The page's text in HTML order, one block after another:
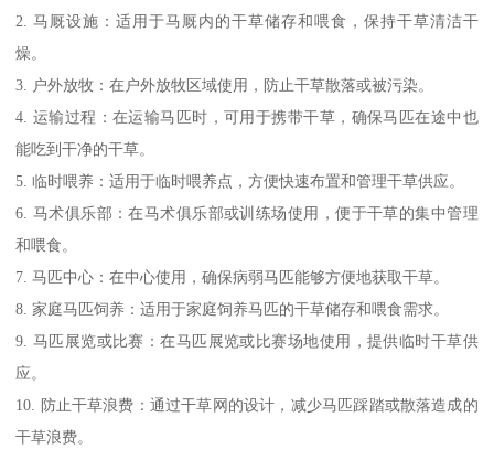
2. 马厩设施：适用于马厩内的干草储存和喂食，保持干草清洁干
燥。
3. 户外放牧：在户外放牧区域使用，防止干草散落或被污染。
4. 运输过程：在运输马匹时，可用于携带干草，确保马匹在途中也
能吃到干净的干草。
5. 临时喂养：适用于临时喂养点，方便快速布置和管理干草供应。
6. 马术俱乐部：在马术俱乐部或训练场使用，便于干草的集中管理
和喂食。
7. 马匹中心：在中心使用，确保病弱马匹能够方便地获取干草。
8. 家庭马匹饲养：适用于家庭饲养马匹的干草储存和喂食需求。
9. 马匹展览或比赛：在马匹展览或比赛场地使用，提供临时干草供
应。
10. 防止干草浪费：通过干草网的设计，减少马匹踩踏或散落造成的
干草浪费。